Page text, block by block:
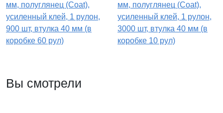
мм, полуглянец (Coat),
усиленный клей, 1 рулон,
900 шт, втулка 40 мм (в
коробке 60 рул)
мм, полуглянец (Coat),
усиленный клей, 1 рулон,
3000 шт, втулка 40 мм (в
коробке 10 рул)
Вы смотрели